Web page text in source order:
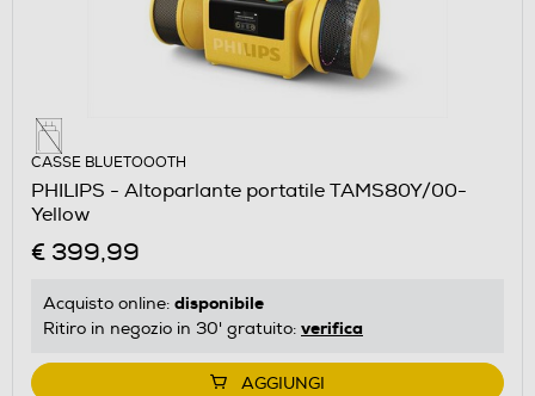
CASSE BLUETOOOTH
PHILIPS - Altoparlante portatile TAMS80Y/00-
Yellow
€ 399,99
Acquisto online: disponibile
Ritiro in negozio in 30' gratuito: verifica
AGGIUNGI